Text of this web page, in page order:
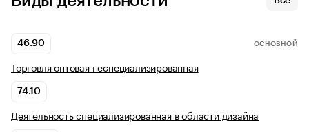
46.90 ОСНОВНОЙ
Торговля оптовая неспециализированная
74.10
Деятельность специализированная в области дизайна